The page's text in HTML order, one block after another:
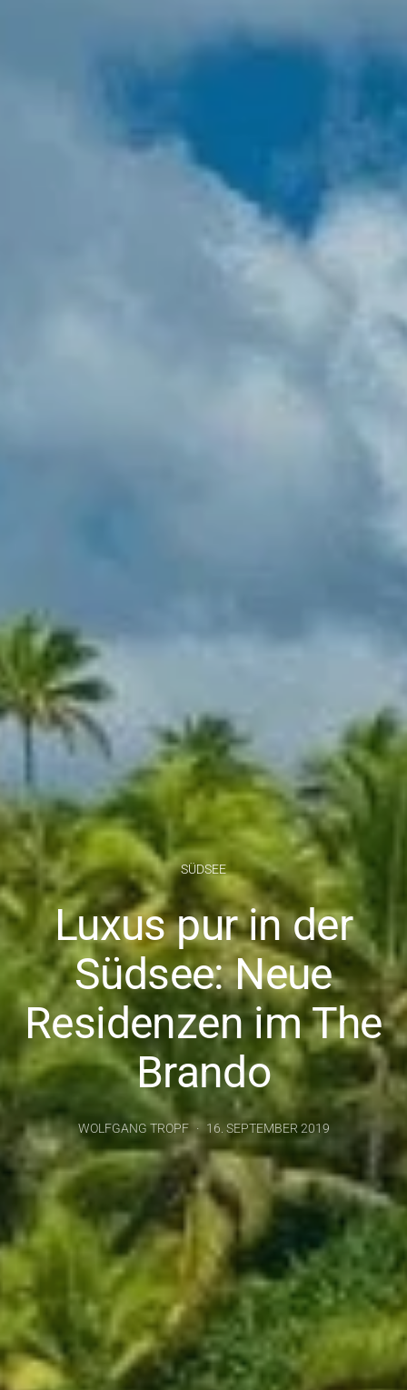
SÜDSEE
Luxus pur in der
Südsee: Neue
Residenzen im The
Brando
WOLFGANG TROPF 16. SEPTEMBER 2019